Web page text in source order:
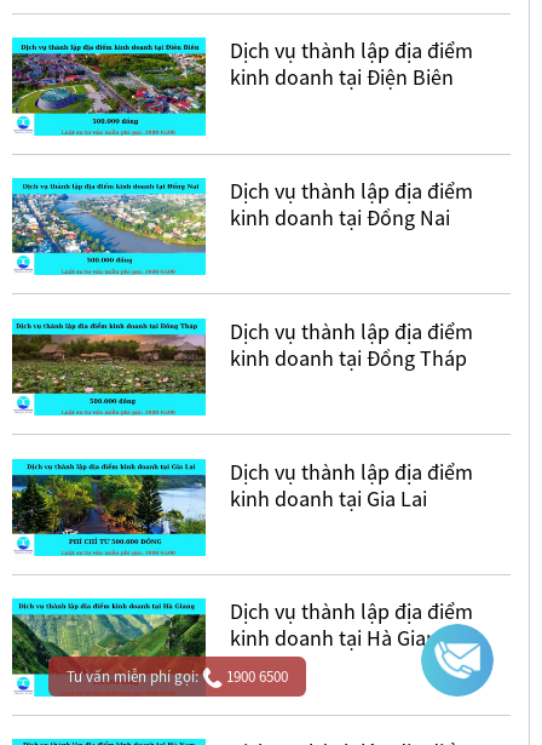
Dịch vụ thành lập địa điểm
kinh doanh tại Điện Biên
Dịch vụ thành lập địa điểm
kinh doanh tại Đồng Nai
Dịch vụ thành lập địa điểm
kinh doanh tại Đồng Tháp
Dịch vụ thành lập địa điểm
kinh doanh tại Gia Lai
Dịch vụ thành lập địa điểm
kinh doanh tại Hà Giang
Tư vấn miễn phí gọi: 1900 6500